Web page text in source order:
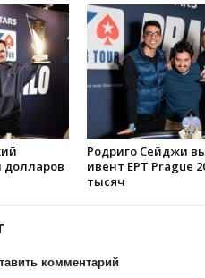
Родриго Сейджи
ивент EPT Prague
тысяч
комментарий